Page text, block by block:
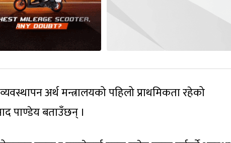
अर्थ मन्त्रालयको पहिलो प्राथमिकता रहेको
पाण्डेय बताउँछन् ।